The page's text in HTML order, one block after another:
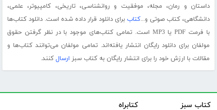
داستان و رمان، مجله، موفقیت و روانشناسی، تاریخی، کامپیوتر، علمی،
دانشگاهی، کتاب صوتی و...کتاب برای دانلود قرار داده شده است. دانلود کتاب‌ها
با فرمت PDF یا MP3 است. تمامی کتاب‌های موجود با در نظر گرفتن حقوق
مولفان برای دانلود رایگان انتشار یافته‌اند. تمامی مولفان می‌توانند کتاب‌ها و
مقالات با ارزش خود را برای انتشار رایگان به کتاب سبز ارسال کنند.
کتاب سبز کتابراه